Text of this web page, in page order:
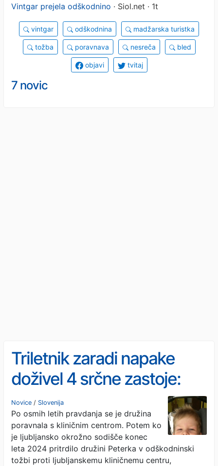
Vintgar prejela odškodnino · Siol.net · 1t
vintgar odškodnina madžarska turistka
tožba poravnava nesreča bled
objavi tvitaj
7 novic
Triletnik zaradi napake
doživel 4 srčne zastoje:
kirurg je elektrodo srčnega
spodbujevalnika prišil na
napačno mesto (FOTO)
Novice / Slovenija
Po osmih letih pravdanja se je družina
poravnala s kliničnim centrom. Potem ko
je ljubljansko okrožno sodišče konec
leta 2024 pritrdilo družini Peterka v odškodninski
tožbi proti ljubljanskemu kliničnemu centru,